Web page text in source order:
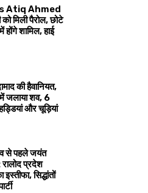
Atiq Ahmed
मिली पैरोल, छोटे
शामिल, हाई
की हैवानियत,
जलाया शव, 6
और चूड़ियां
से पहले जयंत
रालोद प्रदेश
इस्तीफा, सिद्धांतों